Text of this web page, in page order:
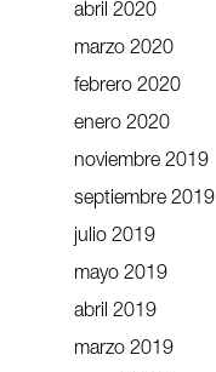
abril 2020
marzo 2020
febrero 2020
enero 2020
noviembre 2019
septiembre 2019
julio 2019
mayo 2019
abril 2019
marzo 2019